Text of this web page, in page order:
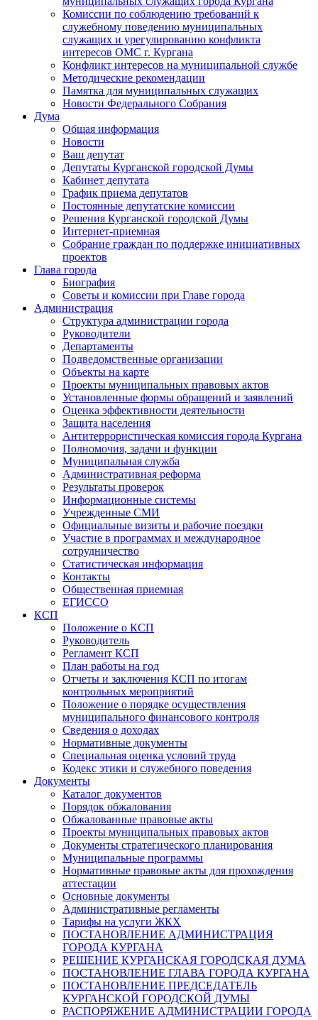
Комиссии по соблюдению требований к
служебному поведению муниципальных
служащих и урегулированию конфликта
интересов ОМС г. Кургана
Конфликт интересов на муниципальной службе
Методические рекомендации
Памятка для муниципальных служащих
Новости Федерального Cобрания
Дума
Общая информация
Новости
Ваш депутат
Депутаты Курганской городской Думы
Кабинет депутата
График приема депутатов
Постоянные депутатские комиссии
Решения Курганской городской Думы
Интернет-приемная
Собрание граждан по поддержке инициативных
проектов
Глава города
Биография
Советы и комиссии при Главе города
Администрация
Структура администрации города
Руководители
Департаменты
Подведомственные организации
Объекты на карте
Проекты муниципальных правовых актов
Установленные формы обращений и заявлений
Оценка эффективности деятельности
Защита населения
Антитеррористическая комиссия города Кургана
Полномочия, задачи и функции
Муниципальная служба
Административная реформа
Результаты проверок
Информационные системы
Учрежденные СМИ
Официальные визиты и рабочие поездки
Участие в программах и международное
сотрудничество
Статистическая информация
Контакты
Общественная приемная
ЕГИССО
КСП
Положение о КСП
Руководитель
Регламент КСП
План работы на год
Отчеты и заключения КСП по итогам
контрольных мероприятий
Положение о порядке осуществления
муниципального финансового контроля
Сведения о доходах
Нормативные документы
Специальная оценка условий труда
Кодекс этики и служебного поведения
Документы
Каталог документов
Порядок обжалования
Обжалованные правовые акты
Проекты муниципальных правовых актов
Документы стратегического планирования
Муниципальные программы
Нормативные правовые акты для прохождения
аттестации
Основные документы
Административные регламенты
Тарифы на услуги ЖКХ
ПОСТАНОВЛЕНИЕ АДМИНИСТРАЦИЯ
ГОРОДА КУРГАНА
РЕШЕНИЕ КУРГАНСКАЯ ГОРОДСКАЯ ДУМА
ПОСТАНОВЛЕНИЕ ГЛАВА ГОРОДА КУРГАНА
ПОСТАНОВЛЕНИЕ ПРЕДСЕДАТЕЛЬ
КУРГАНСКОЙ ГОРОДСКОЙ ДУМЫ
РАСПОРЯЖЕНИЕ АДМИНИСТРАЦИИ ГОРОДА